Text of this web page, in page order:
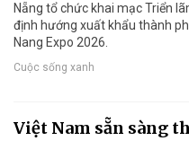
Nẵng tổ chức khai mạc Triển
định hướng xuất khẩu thành
Nang Expo 2026.
Cuộc sống xanh
Việt Nam sẵn sàng